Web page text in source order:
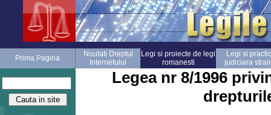
Prima Pagina
Noutati Dreptul
Internetului
Legi si proiecte de legi
romanesti
Legi si
judiciara
Legea nr 8/1996